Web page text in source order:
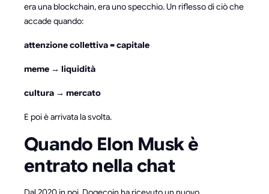
era una blockchain, era uno specchio. Un riflesso di ciò che
accade quando:
attenzione collettiva = capitale
meme → liquidità
cultura → mercato
E poi è arrivata la svolta.
Quando Elon Musk è
entrato nella chat